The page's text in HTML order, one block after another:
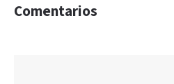
Comentarios